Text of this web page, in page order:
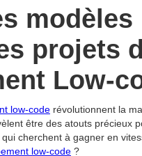
projets
Low-
low-code révolutionnent la
être des atouts précieux
cherchent à gagner en
low-code ?